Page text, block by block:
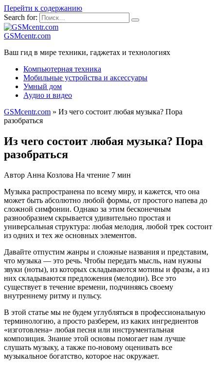
Перейти к содержанию
Search for:
GSMcentr.com
Ваш гид в мире техники, гаджетах и технологиях
Компьютерная техника
Мобильные устройства и аксессуары
Умный дом
Аудио и видео
GSMcentr.com » Из чего состоит любая музыка? Пора
разобраться
Из чего состоит любая музыка? Пора
разобраться
Автор Анна Козлова На чтение 7 мин
Музыка распространена по всему миру, и кажется, что она
может быть абсолютно любой формы, от простого напева до
сложной симфонии. Однако за этим бесконечным
разнообразием скрывается удивительно простая и
универсальная структура: любая мелодия, любой трек состоит
из одних и тех же основных элементов.
Давайте отпустим жанры и сложные названия и представим,
что музыка — это речь. Чтобы передать мысль, нам нужны
звуки (ноты), из которых складываются мотивы и фразы, а из
них складываются предложения (мелодии). Все это
существует в течение времени, подчиняясь своему
внутреннему ритму и пульсу.
В этой статье мы не будем углубляться в профессиональную
терминологию, а просто разберем, из каких ингредиентов
«изготовлена» любая песня или инструментальная
композиция. Знание этой основы помогает нам лучше
слушать музыку, а также по-новому оценивать все
музыкальное богатство, которое нас окружает.